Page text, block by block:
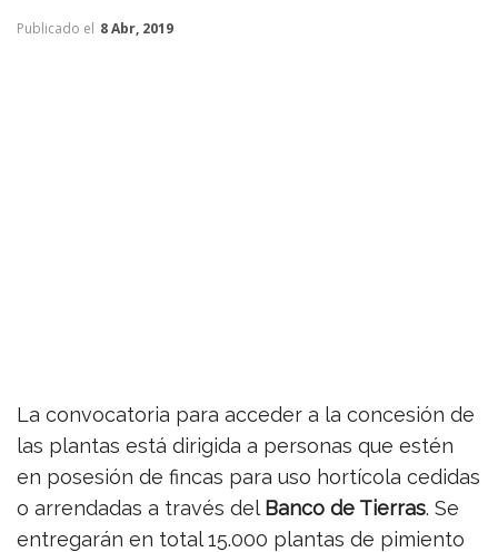
Publicado el 8 Abr, 2019
La convocatoria para acceder a la concesión de
las plantas está dirigida a personas que estén
en posesión de fincas para uso hortícola cedidas
o arrendadas a través del Banco de Tierras. Se
entregarán en total 15.000 plantas de pimiento